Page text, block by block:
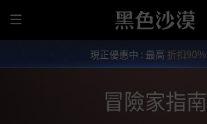
全
部
單
現正優惠中 : 最高 折扣90%
冒險家指南